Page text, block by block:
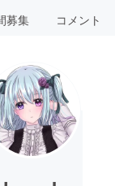
募集 コメント